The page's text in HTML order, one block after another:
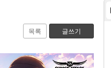
목록 글쓰기